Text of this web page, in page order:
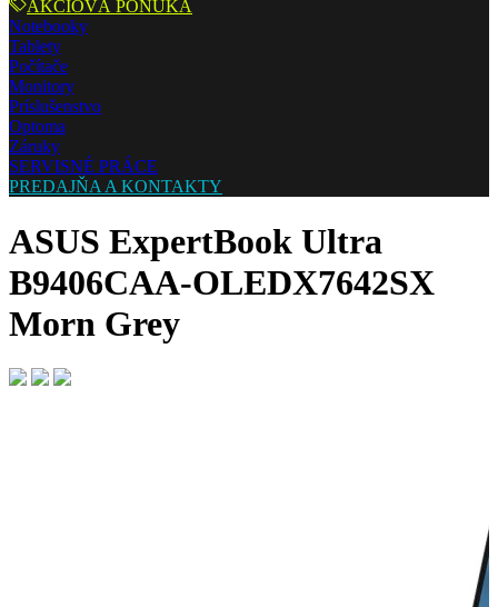
AKCIOVÁ PONUKA
Notebooky
Tablety
Počítače
Monitory
Príslušenstvo
Optoma
Záruky
SERVISNÉ PRÁCE
PREDAJŇA A KONTAKTY
ASUS ExpertBook Ultra
B9406CAA-OLEDX7642SX
Morn Grey